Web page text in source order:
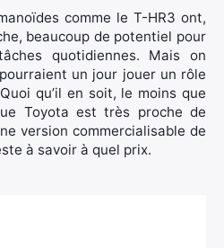
comme le T-HR3 ont,
beaucoup de potentiel pour
quotidiennes. Mais on
un jour jouer un rôle
qu’il en soit, le moins que
Toyota est très proche de
version commercialisable de
à savoir à quel prix.